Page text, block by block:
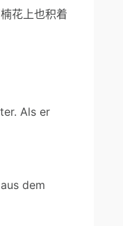
花上也积着
Als er
dem